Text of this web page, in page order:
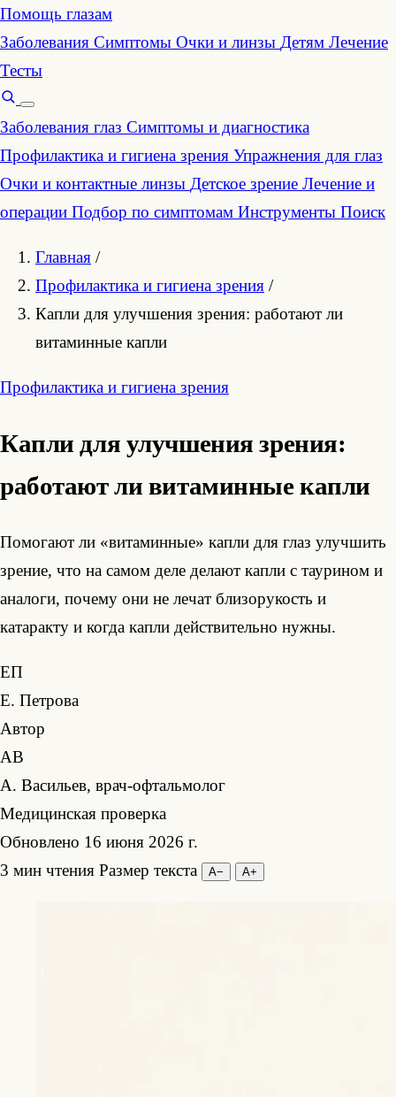
Помощь глазам
Заболевания Симптомы Очки и линзы Детям Лечение
Тесты
Заболевания глаз Симптомы и диагностика
Профилактика и гигиена зрения Упражнения для глаз
Очки и контактные линзы Детское зрение Лечение и
операции Подбор по симптомам Инструменты Поиск
Главная /
Профилактика и гигиена зрения /
Капли для улучшения зрения: работают ли
витаминные капли
Профилактика и гигиена зрения
Капли для улучшения зрения:
работают ли витаминные капли
Помогают ли «витаминные» капли для глаз улучшить
зрение, что на самом деле делают капли с таурином и
аналоги, почему они не лечат близорукость и
катаракту и когда капли действительно нужны.
ЕП
Е. Петрова
Автор
АВ
А. Васильев, врач-офтальмолог
Медицинская проверка
Обновлено 16 июня 2026 г.
3 мин чтения Размер текста А− А+